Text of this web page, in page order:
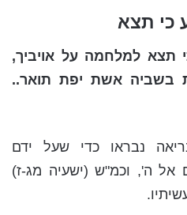
כי תצא
תצא למלחמה על אויביך,
בשביה אשת יפת תואר..
נבראו כדי שעל ידם
אל ה', וכמ"ש (ישעיה מג-ז)